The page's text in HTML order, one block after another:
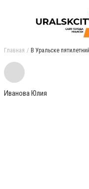
Главная В Уральске
Иванова Юлия